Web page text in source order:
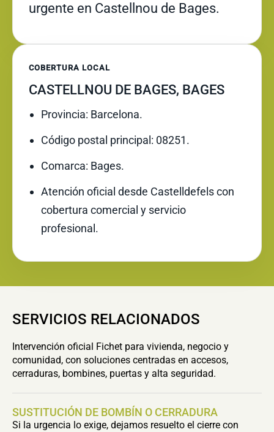
urgente en Castellnou de Bages.
COBERTURA LOCAL
CASTELLNOU DE BAGES, BAGES
Provincia: Barcelona.
Código postal principal: 08251.
Comarca: Bages.
Atención oficial desde Castelldefels con
cobertura comercial y servicio
profesional.
SERVICIOS RELACIONADOS
Intervención oficial Fichet para vivienda, negocio y
comunidad, con soluciones centradas en accesos,
cerraduras, bombines, puertas y alta seguridad.
SUSTITUCIÓN DE BOMBÍN O CERRADURA
Si la urgencia lo exige, dejamos resuelto el cierre con